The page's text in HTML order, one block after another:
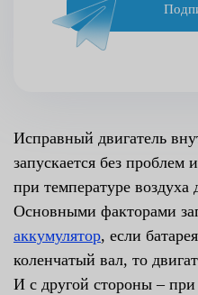
Исправный двигатель
запускается без проблем
при температуре
Основными факторами
аккумулятор, если
коленчатый вал, то
И с другой стороны –